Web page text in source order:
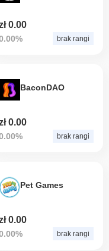
0.00
brak rangi
BaconDAO
0.00
brak rangi
Pet Games
0.00
brak rangi